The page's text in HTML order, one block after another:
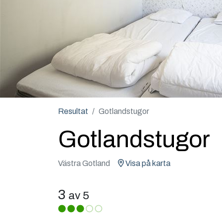
Resultat Gotlandstugor
Gotlandstugor
Västra Gotland Visa på karta
3 av 5